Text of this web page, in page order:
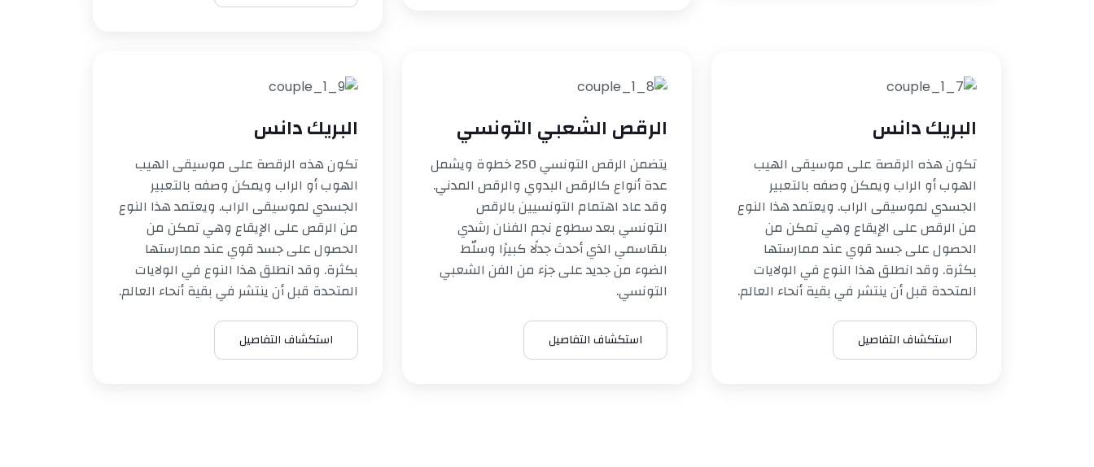
البريك دانس
تكون هذه الرقصة على موسيقى الهيب
الهوب أو الراب ويمكن وصفه بالتعبير
الجسدي لموسيقى الراب. ويعتمد هذا النوع
من الرقص على الإيقاع وهي تمكن من
الحصول على جسد قوي عند ممارستها
بكثرة. وقد انطلق هذا النوع في الولايات
المتحدة قبل أن ينتشر في بقية أنحاء العالم.
استكشاف التفاصيل
الرقص الشعبي التونسي
يتضمن الرقص التونسي 250 خطوة ويشمل
عدة أنواع كالرقص البدوي والرقص المدني.
وقد عاد اهتمام التونسيين بالرقص
التونسي بعد سطوع نجم الفنان رشدي
بلقاسمي الذي أحدث جدلًا كبيرًا وسلّط
الضوء من جديد على جزء من الفن الشعبي
التونسي.
استكشاف التفاصيل
البريك دانس
تكون هذه الرقصة على موسيقى الهيب
الهوب أو الراب ويمكن وصفه بالتعبير
الجسدي لموسيقى الراب. ويعتمد هذا النوع
من الرقص على الإيقاع وهي تمكن من
الحصول على جسد قوي عند ممارستها
بكثرة. وقد انطلق هذا النوع في الولايات
المتحدة قبل أن ينتشر في بقية أنحاء العالم.
استكشاف التفاصيل